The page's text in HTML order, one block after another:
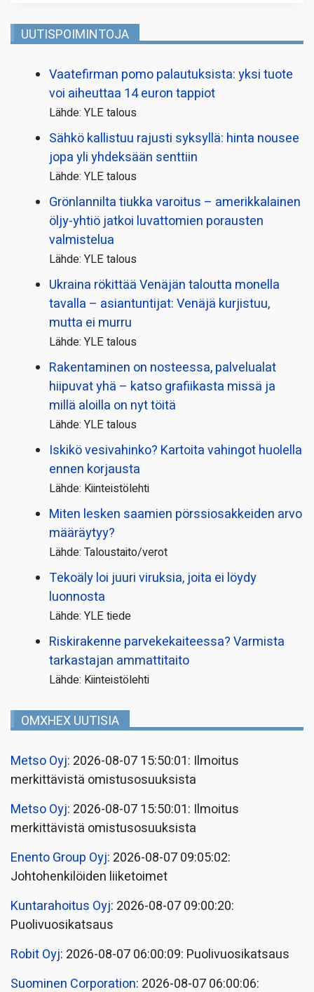
UUTISPOIMINTOJA
Vaatefirman pomo palautuksista: yksi tuote
voi aiheuttaa 14 euron tappiot
Lähde: YLE talous
Sähkö kallistuu rajusti syksyllä: hinta nousee
jopa yli yhdeksään senttiin
Lähde: YLE talous
Grönlannilta tiukka varoitus – amerikkalainen
öljy-yhtiö jatkoi luvattomien porausten
valmistelua
Lähde: YLE talous
Ukraina rökittää Venäjän taloutta monella
tavalla – asiantuntijat: Venäjä kurjistuu,
mutta ei murru
Lähde: YLE talous
Rakentaminen on nosteessa, palvelualat
hiipuvat yhä – katso grafiikasta missä ja
millä aloilla on nyt töitä
Lähde: YLE talous
Iskikö vesivahinko? Kartoita vahingot huolella
ennen korjausta
Lähde: Kiinteistölehti
Miten lesken saamien pörssi­osakkeiden arvo
määräytyy?
Lähde: Taloustaito/verot
Tekoäly loi juuri viruksia, joita ei löydy
luonnosta
Lähde: YLE tiede
Riskirakenne parvekekaiteessa? Varmista
tarkastajan ammattitaito
Lähde: Kiinteistölehti
OMXHEX UUTISIA
Metso Oyj: 2026-08-07 15:50:01: Ilmoitus
merkittävistä omistusosuuksista
Metso Oyj: 2026-08-07 15:50:01: Ilmoitus
merkittävistä omistusosuuksista
Enento Group Oyj: 2026-08-07 09:05:02:
Johtohenkilöiden liiketoimet
Kuntarahoitus Oyj: 2026-08-07 09:00:20:
Puolivuosikatsaus
Robit Oyj: 2026-08-07 06:00:09: Puolivuosikatsaus
Suominen Corporation: 2026-08-07 06:00:06: